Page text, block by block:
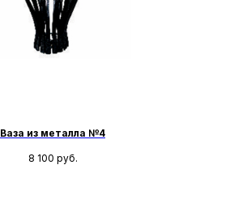
Ваза из металла №4
8 100 руб.